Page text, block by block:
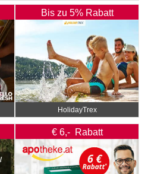
Bis zu 5% Rabatt
HolidayTrex
€ 6,- Rabatt